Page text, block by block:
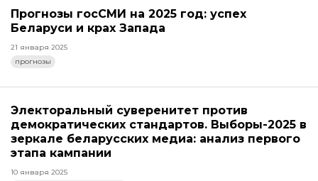
Прогнозы госСМИ на 2025 год: успех
Беларуси и крах Запада
21 января 2025
прогнозы
Электоральный суверенитет против
демократических стандартов. Выборы-2025 в
зеркале беларусских медиа: анализ первого
этапа кампании
10 января 2025